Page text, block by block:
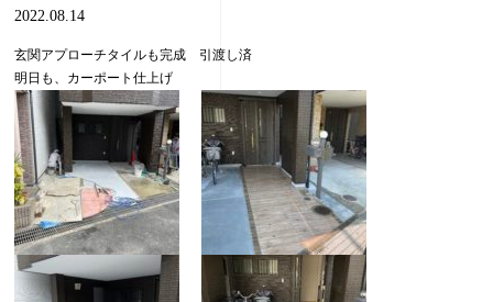
2022.08.14
玄関アプローチタイルも完成 引渡し済
明日も、カーポート仕上げ